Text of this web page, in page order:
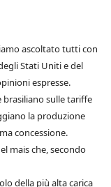
ascoltato tutti con
Stati Uniti e del
espresse.
brasiliano sulle tariffe
la produzione
concessione.
mais che, secondo
della più alta carica